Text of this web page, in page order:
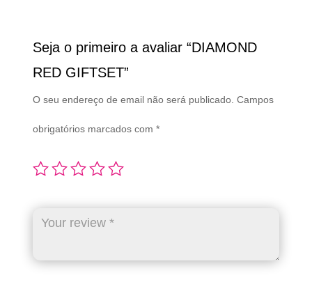
Seja o primeiro a avaliar “DIAMOND
RED GIFTSET”
O seu endereço de email não será publicado. Campos
obrigatórios marcados com *